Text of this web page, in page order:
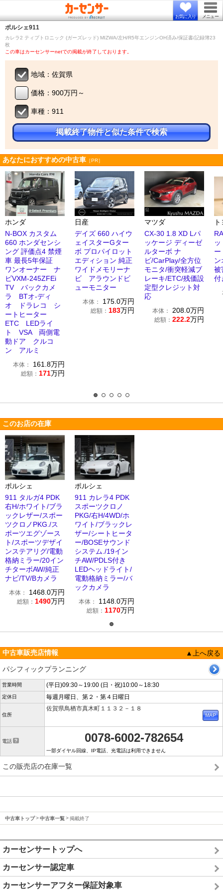
お気に入り メニュー
ポルシェ911
カレラ2 ティプトロニック (ガーズレッド) MIZWA/左H/R5年エンジンOH済み/保証書/記録簿23
枚
この車はカーセンサーnetでの掲載が終了しております。
地域：佐賀県
価格：900万円～
車種：911
掲載終了物件と似た条件で検索
あなたにおすすめの中古車 ［PR］
ホンダ
N-BOX カスタム
660 ホンダセンシ
ング 評価点4 禁煙
車 最長5年保証
ワンオーナー ナ
ビVXM-245ZFEi
TV バックカメ
ラ BTオ-ディ
オ ドラレコ シ
ートヒーター
ETC LEDライ
ト VSA 両側電
動ドア クルコ
ン アルミ
本体： 161.8万円
総額： 171万円
日産
デイズ 660 ハイウ
ェイスターGター
ボ プロパイロット
エディション 純正
ワイドメモリーナ
ビ アラウンドビ
ューモニター
本体： 175.0万円
総額： 183万円
マツダ
CX-30 1.8 XD Lパ
ッケージ ディーゼ
ルターボ ナ
ビ/CarPlay/全方位
モニタ/衝突軽減ブ
レーキ/ETC/残価設
定型クレジット対
応
本体： 208.0万円
総額： 222.2万円
ー
被
付
このお店の在庫
ポルシェ
911 タルガ4 PDK
右H/ホワイト/ブラ
ックレザー/スポー
ツクロノPKG./ス
ポーツエグゾース
ト/スポーツデザイ
ンステアリグ/電動
格納ミラー/20イン
チターボAW/純正
ナビ/TV/Bカメラ
本体： 1468.0万円
総額： 1490万円
ポルシェ
911 カレラ4 PDK
スポーツクロノ
PKG/右H/4WD/ホ
ワイト/ブラックレ
ザー/シートヒータ
ー/BOSEサウンド
システム./19イン
チAW/PDLS付き
LEDヘッドライト/
電動格納ミラー/バ
ックカメラ
本体： 1148.0万円
総額： 1170万円
中古車販売店情報
▲上へ戻る
パシフィックプランニング
営業時間 (平日)09:30～19:00 (日・祝)10:00～18:30
定休日 毎週月曜日、第２・第４日曜日
住所
佐賀県鳥栖市真木町１１３２－１８
電話 0078-6002-782654
一部ダイヤル回線、IP電話、光電話は利用できません
この販売店の在庫一覧
中古車トップ 中古車一覧 掲載終了
カーセンサートップへ
カーセンサー認定車
カーセンサーアフター保証対象車